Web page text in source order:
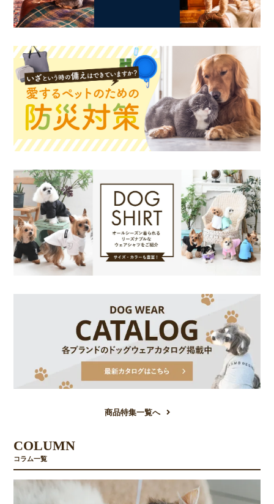
商品特集一覧へ
COLUMN
コラム一覧